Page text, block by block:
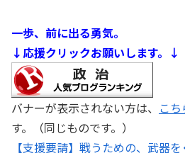
一歩、前に出る勇気。
↓応援クリックお願いします。↓
バナーが表示されない方は、 こち
す。（同じものです。）
【支援要請】戦うための、武器を